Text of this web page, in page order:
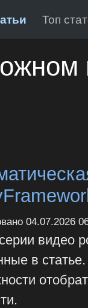
Топ
04.07.2026
видео
в